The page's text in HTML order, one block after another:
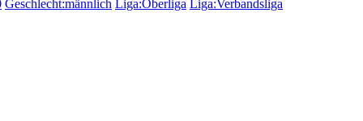
Geschlecht:männlich Liga:Oberliga Liga:Verbandsliga